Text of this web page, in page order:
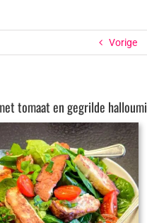
Vorige
tomaat en gegrilde halloumi